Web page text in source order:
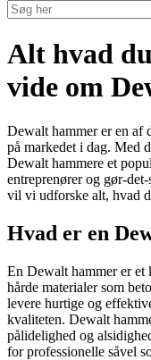
Alt hvad
vide om
Dewalt hammer er en
på markedet i dag. Med
Dewalt hammere et
entreprenører og gør-
vil vi udforske alt, hvad
Hvad er en
En Dewalt hammer er
hårde materialer som
levere hurtige og
kvaliteten. Dewalt
pålidelighed og
for professionelle såvel